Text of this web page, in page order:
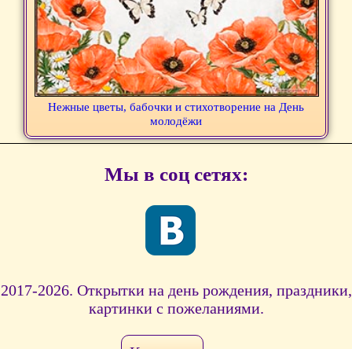
Нежные цветы, бабочки и стихотворение на День
молодёжи
Мы в соц сетях:
2017-2026. Открытки на день рождения, праздники,
картинки с пожеланиями.